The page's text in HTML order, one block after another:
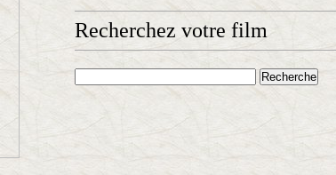
Recherchez votre film